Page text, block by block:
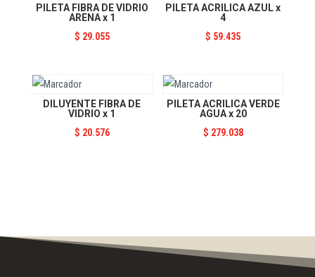
PILETA FIBRA DE VIDRIO
ARENA x 1
$ 29.055
PILETA ACRILICA AZUL x
4
$ 59.435
DILUYENTE FIBRA DE
VIDRIO x 1
$ 20.576
PILETA ACRILICA VERDE
AGUA x 20
$ 279.038